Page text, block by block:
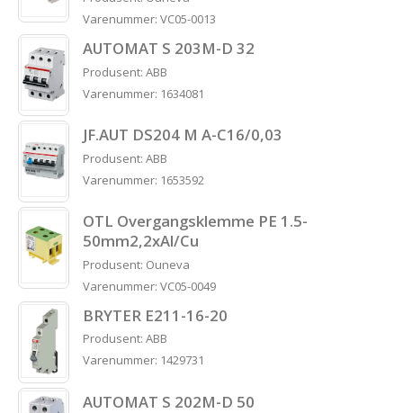
Varenummer: VC05-0013
AUTOMAT S 203M-D 32
Produsent: ABB
Varenummer: 1634081
JF.AUT DS204 M A-C16/0,03
Produsent: ABB
Varenummer: 1653592
OTL Overgangsklemme PE 1.5-
50mm2,2xAl/Cu
Produsent: Ouneva
Varenummer: VC05-0049
BRYTER E211-16-20
Produsent: ABB
Varenummer: 1429731
AUTOMAT S 202M-D 50